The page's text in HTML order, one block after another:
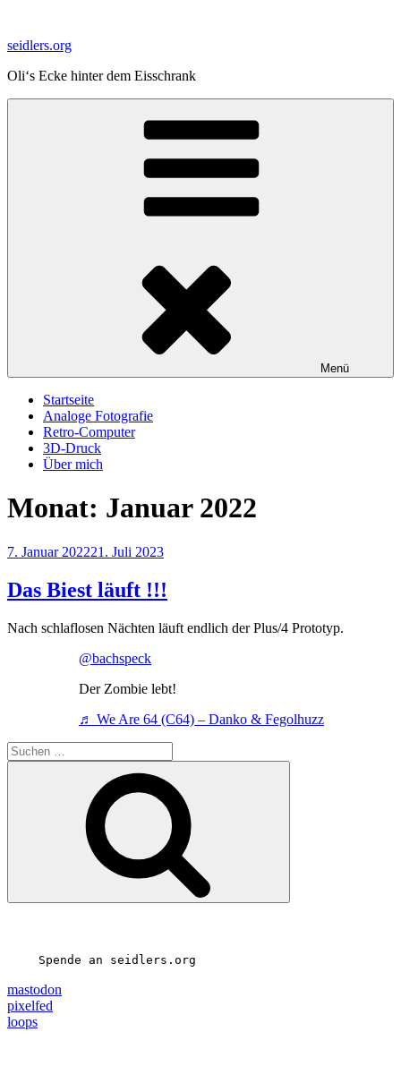
springen
seidlers.org
Oli‘s Ecke hinter dem Eisschrank
Menü
Startseite
Analoge Fotografie
Retro-Computer
3D-Druck
Über mich
Monat: Januar 2022
Veröffentlicht
7. Januar 202221. Juli 2023
Das Biest läuft !!!
Nach schlaflosen Nächten läuft endlich der Plus/4 Prototyp.
@bachspeck
Der Zombie lebt!
♬ We Are 64 (C64) – Danko & Fegolhuzz
Suchen
nach:
Spende an seidlers.org
mastodon
pixelfed
loops